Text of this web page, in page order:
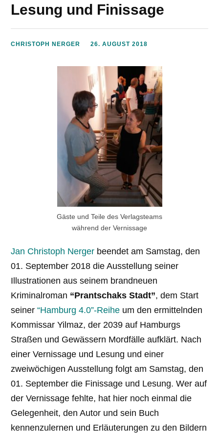
Lesung und Finissage
CHRISTOPH NERGER 26. AUGUST 2018
Gäste und Teile des Verlagsteams
während der Vernissage
Jan Christoph Nerger beendet am Samstag, den
01. September 2018 die Ausstellung seiner
Illustrationen aus seinem brandneuen
Kriminalroman “Prantschaks Stadt”, dem Start
seiner“Hamburg 4.0”-Reihe um den ermittelnden
Kommissar Yilmaz, der 2039 auf Hamburgs
Straßen und Gewässern Mordfälle aufklärt. Nach
einer Vernissage und Lesung und einer
zweiwöchigen Ausstellung folgt am Samstag, den
01. September die Finissage und Lesung. Wer auf
der Vernissage fehlte, hat hier noch einmal die
Gelegenheit, den Autor und sein Buch
kennenzulernen und Erläuterungen zu den Bildern